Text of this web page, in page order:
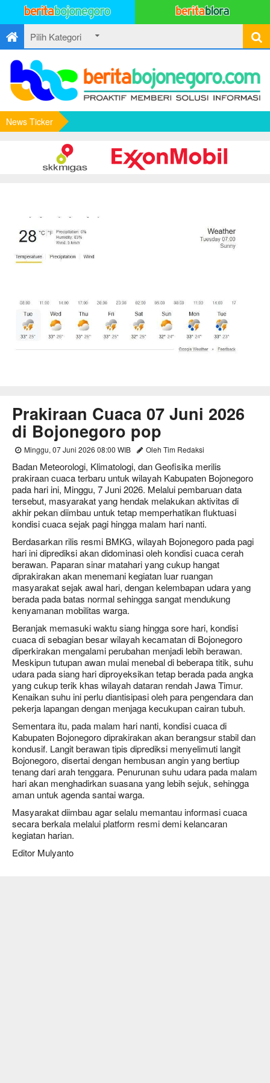
News Ticker
Prakiraan Cuaca 07 Juni 2026
di Bojonegoro pop
Minggu, 07 Juni 2026 08:00 WIB Oleh Tim Redaksi
Badan Meteorologi, Klimatologi, dan Geofisika merilis
prakiraan cuaca terbaru untuk wilayah Kabupaten Bojonegoro
pada hari ini, Minggu, 7 Juni 2026. Melalui pembaruan data
tersebut, masyarakat yang hendak melakukan aktivitas di
akhir pekan diimbau untuk tetap memperhatikan fluktuasi
kondisi cuaca sejak pagi hingga malam hari nanti.
Berdasarkan rilis resmi BMKG, wilayah Bojonegoro pada pagi
hari ini diprediksi akan didominasi oleh kondisi cuaca cerah
berawan. Paparan sinar matahari yang cukup hangat
diprakirakan akan menemani kegiatan luar ruangan
masyarakat sejak awal hari, dengan kelembapan udara yang
berada pada batas normal sehingga sangat mendukung
kenyamanan mobilitas warga.
Beranjak memasuki waktu siang hingga sore hari, kondisi
cuaca di sebagian besar wilayah kecamatan di Bojonegoro
diperkirakan mengalami perubahan menjadi lebih berawan.
Meskipun tutupan awan mulai menebal di beberapa titik, suhu
udara pada siang hari diproyeksikan tetap berada pada angka
yang cukup terik khas wilayah dataran rendah Jawa Timur.
Kenaikan suhu ini perlu diantisipasi oleh para pengendara dan
pekerja lapangan dengan menjaga kecukupan cairan tubuh.
Sementara itu, pada malam hari nanti, kondisi cuaca di
Kabupaten Bojonegoro diprakirakan akan berangsur stabil dan
kondusif. Langit berawan tipis diprediksi menyelimuti langit
Bojonegoro, disertai dengan hembusan angin yang bertiup
tenang dari arah tenggara. Penurunan suhu udara pada malam
hari akan menghadirkan suasana yang lebih sejuk, sehingga
aman untuk agenda santai warga.
Masyarakat diimbau agar selalu memantau informasi cuaca
secara berkala melalui platform resmi demi kelancaran
kegiatan harian.
Editor Mulyanto